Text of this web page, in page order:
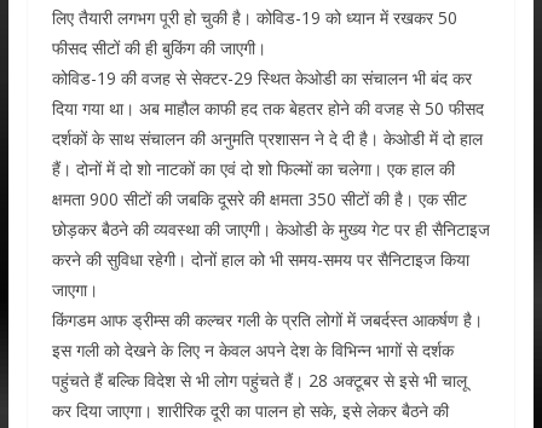
लिए तैयारी लगभग पूरी हो चुकी है। कोविड-19 को ध्यान में रखकर 50
फीसद सीटों की ही बुकिंग की जाएगी।
कोविड-19 की वजह से सेक्टर-29 स्थित केओडी का संचालन भी बंद कर
दिया गया था। अब माहौल काफी हद तक बेहतर होने की वजह से 50 फीसद
दर्शकों के साथ संचालन की अनुमति प्रशासन ने दे दी है। केओडी में दो हाल
हैं। दोनों में दो शो नाटकों का एवं दो शो फिल्मों का चलेगा। एक हाल की
क्षमता 900 सीटों की जबकि दूसरे की क्षमता 350 सीटों की है। एक सीट
छोड़कर बैठने की व्यवस्था की जाएगी। केओडी के मुख्य गेट पर ही सैनिटाइज
करने की सुविधा रहेगी। दोनों हाल को भी समय-समय पर सैनिटाइज किया
जाएगा।
किंगडम आफ ड्रीम्स की कल्चर गली के प्रति लोगों में जबर्दस्त आकर्षण है।
इस गली को देखने के लिए न केवल अपने देश के विभिन्न भागों से दर्शक
पहुंचते हैं बल्कि विदेश से भी लोग पहुंचते हैं। 28 अक्टूबर से इसे भी चालू
कर दिया जाएगा। शारीरिक दूरी का पालन हो सके, इसे लेकर बैठने की